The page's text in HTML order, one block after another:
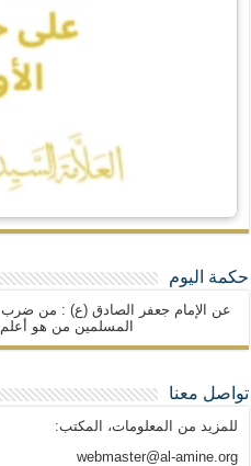
حكمة اليوم
عن الإمام جعفر الصادق (ع) : من
المسلمين من هو
تواصل معنا
للمزيد من المعلومات، المكتب:
webmaster@al-amine.org